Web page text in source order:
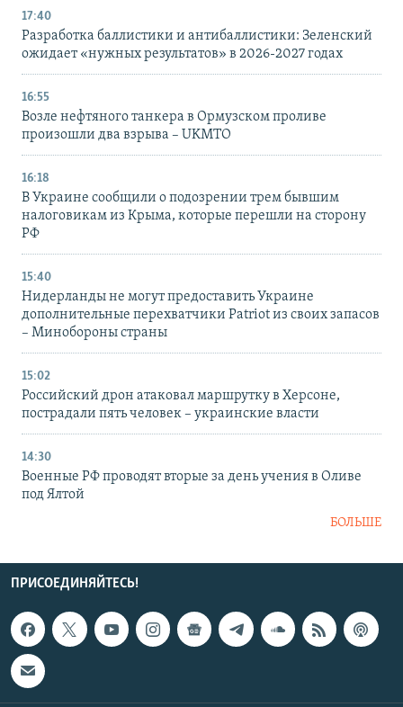
17:40
Разработка баллистики и антибаллистики: Зеленский
ожидает «нужных результатов» в 2026-2027 годах
16:55
Возле нефтяного танкера в Ормузском проливе
произошли два взрыва – UKMTO
16:18
В Украине сообщили о подозрении трем бывшим
налоговикам из Крыма, которые перешли на сторону
РФ
15:40
Нидерланды не могут предоставить Украине
дополнительные перехватчики Patriot из своих запасов
– Минобороны страны
15:02
Российский дрон атаковал маршрутку в Херсоне,
пострадали пять человек – украинские власти
14:30
Военные РФ проводят вторые за день учения в Оливе
под Ялтой
БОЛЬШЕ
ПРИСОЕДИНЯЙТЕСЬ!